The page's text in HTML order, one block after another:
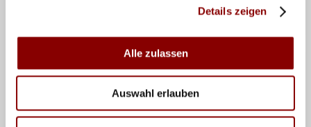
Details zeigen
Alle zulassen
Auswahl erlauben
BREITEN- UND FREIZEITSPORT